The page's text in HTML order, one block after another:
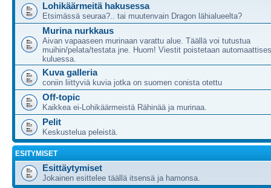
Lohikäärmeitä hakusessa
Etsimässä seuraa?.. tai muutenvain Dragon lähialueelta?
Murina nurkkaus
Aivan vapaaseen murinaan varattu alue. Täällä voi tutustua
muihin/pelata/testata jne. Huom! Viestit poistetaan
kuluessa.
Kuva galleria
coniin liittyviä kuvia jotka on suomen conista otettu
Off-topic
Kaikkea ei-Lohikäärmeistä Rähinää ja murinaa.
Pelit
Keskustelua peleistä.
ESITYMISET
Esittäytymiset
Jokainen esittelee täällä itsensä ja hamonsa.